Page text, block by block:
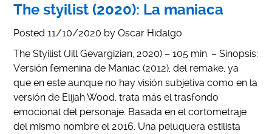
The styilist (2020): La maniaca
Posted11/10/2020 byOscar Hidalgo
The Styilist (Jill Gevargizian, 2020) – 105 min. – Sinopsis:
Versión femenina de Maniac (2012), del remake, ya
que en este aunque no hay visión subjetiva como en la
versión de Elijah Wood, trata más el trasfondo
emocional del personaje. Basada en el cortometraje
del mismo nombre el 2016. Una peluquera estilista